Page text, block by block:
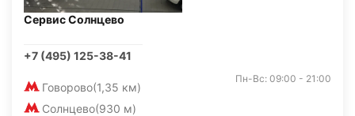
Сервис Солнцево
+7 (495) 125-38-41
Говорово(1,35 км)
Солнцево(930 м)
Пн-Вс: 09:00 - 21:00